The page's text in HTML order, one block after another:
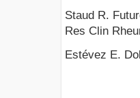
Staud R.
Res Clin
Estévez E.